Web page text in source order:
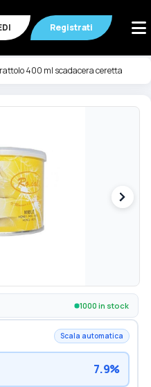
Registrati
400 ml scadacera ceretta
Vai
1000 in stock
Scala automatica
7.9%